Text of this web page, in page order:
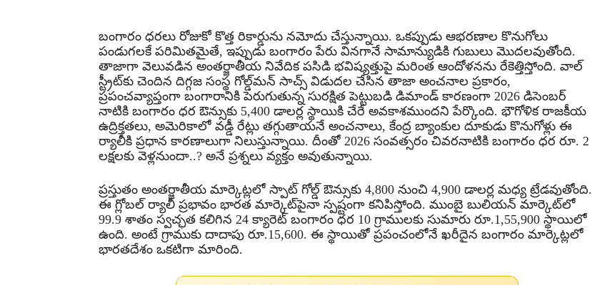
బంగారం ధరలు రోజుకో కొత్త రికార్డును నమోదు చేస్తున్నాయి. ఒకప్పుడు ఆభరణాల కొనుగోలు
పండుగలకే పరిమితమైతే, ఇప్పుడు బంగారం పేరు వినగానే సామాన్యుడికి గుబులు మొదలవుతోంది.
తాజాగా వెలువడిన అంతర్జాతీయ నివేదిక పసిడి భవిష్యత్తుపై మరింత ఆందోళనను రేకెత్తిస్తోంది. వాల్
స్ట్రీట్‌కు చెందిన దిగ్గజ సంస్థ గోల్డ్‌మన్ సాచ్స్ విడుదల చేసిన తాజా అంచనాల ప్రకారం,
ప్రపంచవ్యాప్తంగా బంగారానికి పెరుగుతున్న సురక్షిత పెట్టుబడి డిమాండ్ కారణంగా 2026 డిసెంబర్
నాటికి బంగారం ధర ఔన్సుకు 5,400 డాలర్ల స్థాయికి చేరే అవకాశముందని పేర్కొంది. భౌగోళిక రాజకీయ
ఉద్రిక్తతలు, అమెరికాలో వడ్డీ రేట్లు తగ్గుతాయనే అంచనాలు, కేంద్ర బ్యాంకుల దూకుడు కొనుగోళ్లు ఈ
ర్యాలీకి ప్రధాన కారణాలుగా నిలుస్తున్నాయి. దీంతో 2026 సంవత్సరం చివరనాటికి బంగారం ధర రూ. 2
లక్షలకు వెళ్లనుందా..? అనే ప్రశ్నలు వ్యక్తం అవుతున్నాయి.
ప్రస్తుతం అంతర్జాతీయ మార్కెట్లలో స్పాట్ గోల్డ్ ఔన్సుకు 4,800 నుంచి 4,900 డాలర్ల మధ్య ట్రేడవుతోంది.
ఈ గ్లోబల్ ర్యాలీ ప్రభావం భారత మార్కెట్‌పైనా స్పష్టంగా కనిపిస్తోంది. ముంబై బులియన్ మార్కెట్‌లో
99.9 శాతం స్వచ్ఛత కలిగిన 24 క్యారెట్ బంగారం ధర 10 గ్రాములకు సుమారు రూ.1,55,900 స్థాయిలో
ఉంది. అంటే గ్రాముకు దాదాపు రూ.15,600. ఈ స్థాయితో ప్రపంచంలోనే ఖరీదైన బంగారం మార్కెట్లలో
భారతదేశం ఒకటిగా మారింది.